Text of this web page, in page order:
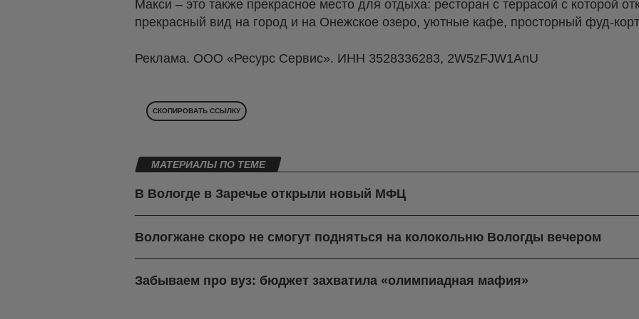
Макси – это также прекрасное место для отдыха: ресторан с террасой с которой
прекрасный вид на город и на Онежское озеро, уютные кафе, просторный фуд-
Реклама. ООО «Ресурс Сервис». ИНН 3528336283, 2W5zFJW1AnU
СКОПИРОВАТЬ ССЫЛКУ
МАТЕРИАЛЫ ПО ТЕМЕ
В Вологде в Заречье открыли новый МФЦ
Вологжане скоро не смогут подняться на колокольню Вологды вечером
Забываем про вуз: бюджет захватила «олимпиадная мафия»